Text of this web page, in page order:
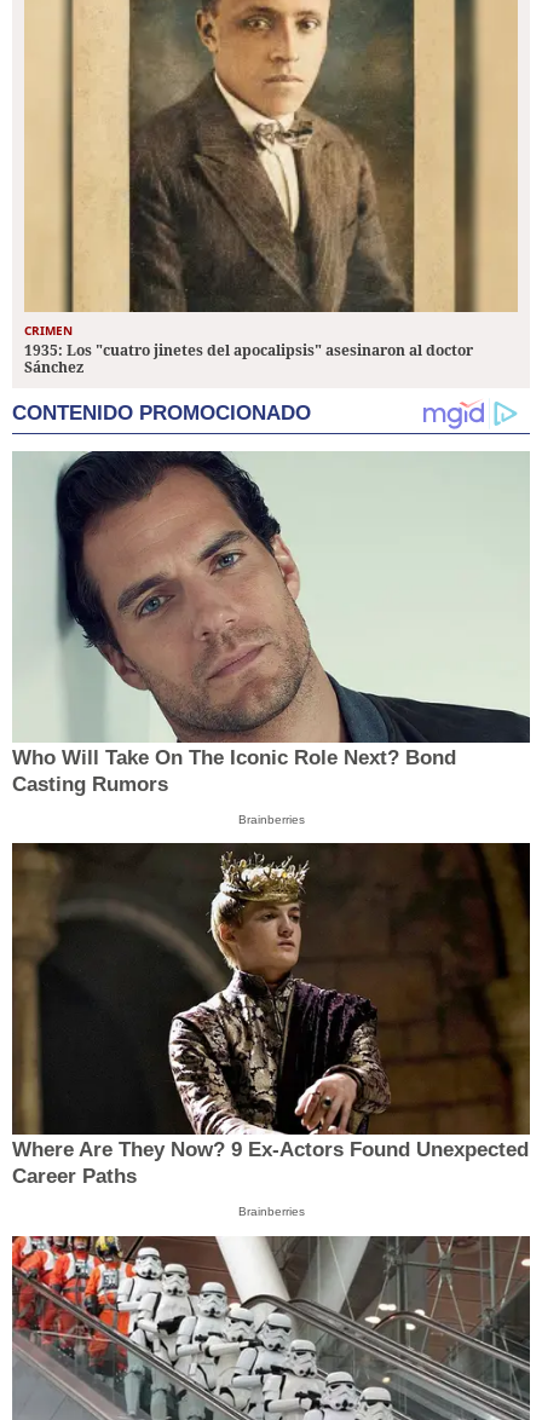
CRIMEN
1935: Los "cuatro jinetes del apocalipsis" asesinaron al doctor
Sánchez
CONTENIDO PROMOCIONADO
Who Will Take On The Iconic Role Next? Bond
Casting Rumors
Brainberries
Where Are They Now? 9 Ex-Actors Found Unexpected
Career Paths
Brainberries